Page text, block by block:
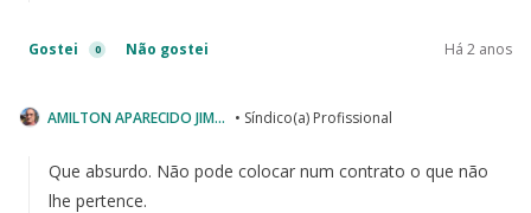
Gostei 0 Não gostei Há 2 anos
AMILTON APARECIDO JIMENEZ • Síndico(a) Profissional
Que absurdo. Não pode colocar num contrato o que não
lhe pertence.